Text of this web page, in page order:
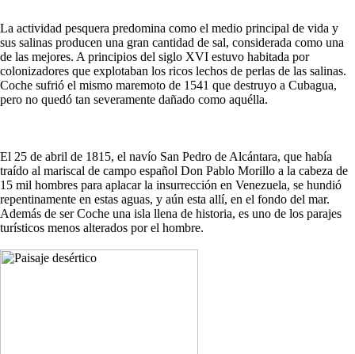
La actividad pesquera predomina como el medio principal de vida y
sus salinas producen una gran cantidad de sal, considerada como una
de las mejores. A principios del siglo XVI estuvo habitada por
colonizadores que explotaban los ricos lechos de perlas de las salinas.
Coche sufrió el mismo maremoto de 1541 que destruyo a Cubagua,
pero no quedó tan severamente dañado como aquélla.
El 25 de abril de 1815, el navío San Pedro de Alcántara, que había
traído al mariscal de campo español Don Pablo Morillo a la cabeza de
15 mil hombres para aplacar la insurrección en Venezuela, se hundió
repentinamente en estas aguas, y aún esta allí, en el fondo del mar.
Además de ser Coche una isla llena de historia, es uno de los parajes
turísticos menos alterados por el hombre.